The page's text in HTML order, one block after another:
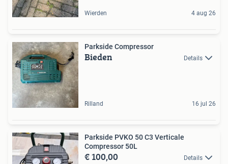
Wierden 4 aug 26
Parkside Compressor
Bieden Details
Rilland 16 jul 26
Parkside PVKO 50 C3 Verticale
Compressor 50L
€ 100,00 Details